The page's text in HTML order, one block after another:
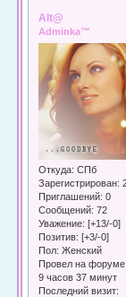
Alt@
Adminka™
Откуда: СПб
Зарегистрирован:
Приглашений: 0
Сообщений: 72
Уважение: [+13/-0]
Позитив: [+3/-0]
Пол: Женский
Провел на форуме:
9 часов 37 минут
Последний визит: